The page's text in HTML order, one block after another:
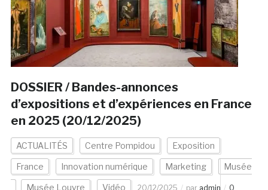
DOSSIER / Bandes-annonces
d’expositions et d’expériences en France
en 2025 (20/12/2025)
ACTUALITÉS Centre Pompidou Exposition
France Innovation numérique Marketing Musée
Musée Louvre Vidéo 20/12/2025 par admin
0